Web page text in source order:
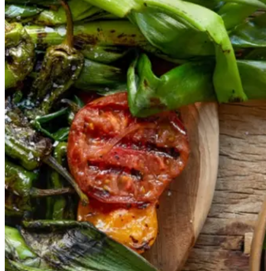
Gem opskrift
Vegansk
Vegetarisk
Vores version af den traditionelle
salat empedrat fra det catalanske
køkken. Spis den med brød som
en let frokost eller i et større
måltid som her. Salbitxada minder
noget om en anden ligeledes
catalansk sauce, romesco. I
Catalonien spises den til såkaldte
calcots, der er små porrelignende
løg. Dem griller man helt sorte, så
fjerner man den yderste skal og
dypper det fløjlsbløde løg i